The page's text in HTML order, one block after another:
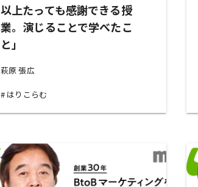
以上たっても感謝できる授
業。演じることで学べたこ
と」
萩原 張広
はりこらむ